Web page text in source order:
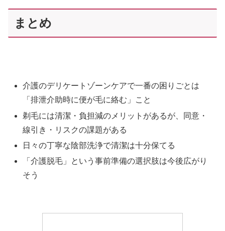
まとめ
介護のデリケートゾーンケアで一番の困りごとは
「排泄介助時に便が毛に絡む」こと
剃毛には清潔・負担減のメリットがあるが、同意・
線引き・リスクの課題がある
日々の丁寧な陰部洗浄で清潔は十分保てる
「介護脱毛」という事前準備の選択肢は今後広がり
そう